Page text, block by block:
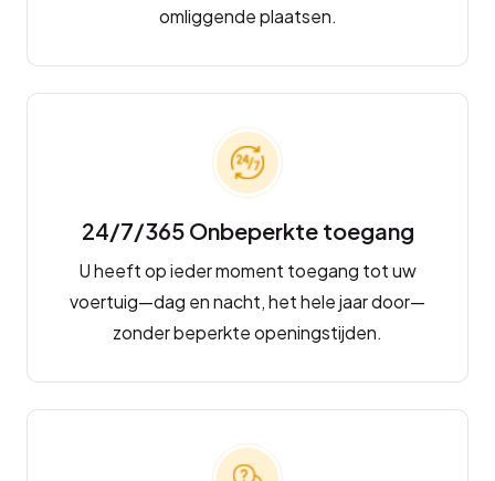
omliggende plaatsen.
24/7/365 Onbeperkte toegang
U heeft op ieder moment toegang tot uw
voertuig—dag en nacht, het hele jaar door—
zonder beperkte openingstijden.